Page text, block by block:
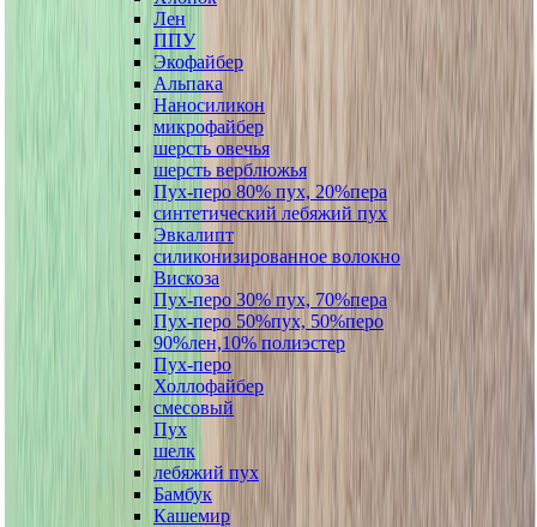
Лен
ППУ
Экофайбер
Альпака
Наносиликон
микрофайбер
шерсть овечья
шерсть верблюжья
Пух-перо 80% пух, 20%пера
синтетический лебяжий пух
Эвкалипт
силиконизированное волокно
Вискоза
Пух-перо 30% пух, 70%пера
Пух-перо 50%пух, 50%перо
90%лен,10% полиэстер
Пух-перо
Холлофайбер
смесовый
Пух
шелк
лебяжий пух
Бамбук
Кашемир